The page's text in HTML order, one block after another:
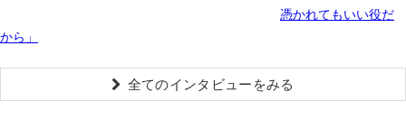
憑かれてもいい役だ
から」
全てのインタビューをみる